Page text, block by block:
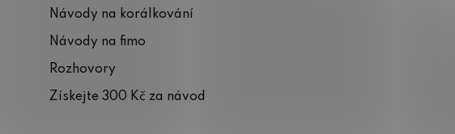
Návody na korálkování
Návody na fimo
Rozhovory
Získejte 300 Kč za návod